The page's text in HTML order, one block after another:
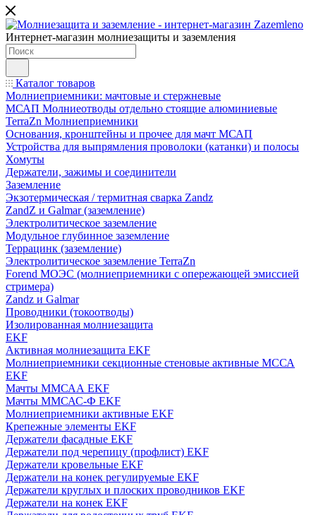
Интернет-магазин молниезащиты и заземления
Каталог товаров
Молниеприемники: мачтовые и стержневые
МСАП Молниеотводы отдельно стоящие алюминиевые
TerraZn Молниеприемники
Основания, кронштейны и прочее для мачт МСАП
Устройства для выпрямления проволоки (катанки) и полосы
Хомуты
Держатели, зажимы и соединители
Заземление
Экзотермическая / термитная сварка Zandz
ZandZ и Galmar (заземление)
Электролитическое заземление
Модульное глубинное заземление
Террацинк (заземление)
Электролитическое заземление TerraZn
Forend МОЭС (молниеприемники с опережающей эмиссией
стримера)
Zandz и Galmar
Проводники (токоотводы)
Изолированная молниезащита
EKF
Активная молниезащита EKF
Молниеприемники секционные стеновые активные МССА
EKF
Мачты ММСАА EKF
Мачты ММСАС-Ф EKF
Молниеприемники активные EKF
Крепежные элементы EKF
Держатели фасадные EKF
Держатели под черепицу (профлист) EKF
Держатели кровельные EKF
Держатели на конек регулируемые EKF
Держатели круглых и плоских проводников EKF
Держатели на конек EKF